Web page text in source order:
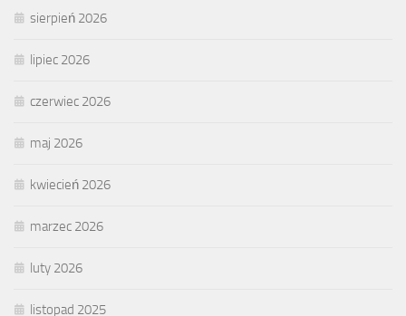
sierpień 2026
lipiec 2026
czerwiec 2026
maj 2026
kwiecień 2026
marzec 2026
luty 2026
listopad 2025